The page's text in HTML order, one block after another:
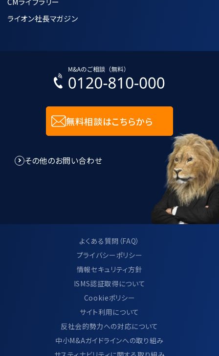
ライオン社長マガジン
無料相談はこちらから
その他のお問い合わせ
よくある質問（FAQ）
プライバシーポリシー
情報セキュリティ方針
ISMS認証取得について
Cookieポリシー
サイト利用について
反社会的勢力への対応について
中小M&Aガイドラインへの取り組み